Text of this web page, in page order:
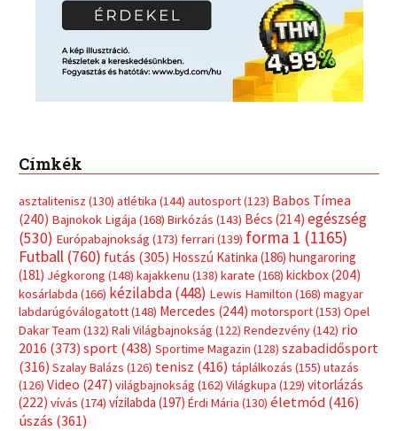
Címkék
asztalitenisz (130) atlétika (144) autosport(123) Babos Tímea
(240) Bajnokok Ligája (168) Birkózás (143) Bécs (214) egészség
(530) Európabajnokság (173) ferrari (139) forma 1 (1165)
Futball (760) futás (305) Hosszú Katinka (186) hungaroring
(181) Jégkorong (148) kajakkenu (138) karate (168) kickbox(204)
kosárlabda (166) kézilabda(448) Lewis Hamilton (168) magyar
labdarúgóválogatott(148) Mercedes (244) motorsport(153) Opel
Dakar Team (132) Rali Világbajnokság (122) Rendezvény(142) rio
2016 (373) sport(438) Sportime Magazin (128) szabadidősport
(316) Szalay Balázs (126) tenisz (416) táplálkozás (155) utazás
(126) Video (247) világbajnokság (162) Világkupa (129) vitorlázás
(222) vívás (174) vízilabda (197) Érdi Mária (130) életmód(416)
úszás (361)